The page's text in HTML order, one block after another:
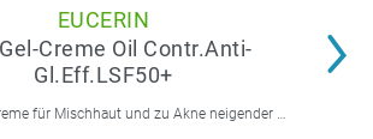
EUCERIN
Creme Oil Contr.Anti-
Gl.Eff.LSF50+